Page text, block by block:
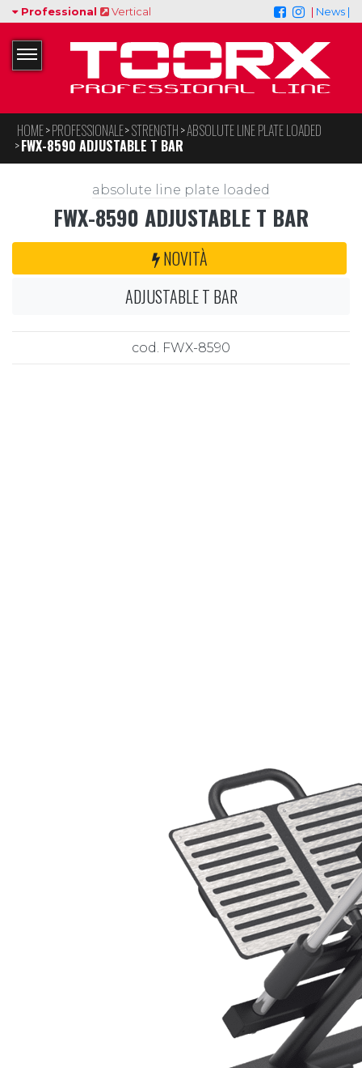
Professional Vertical | News |
HOME PROFESSIONALE STRENGTH ABSOLUTE LINE PLATE LOADED
FWX-8590 ADJUSTABLE T BAR
absolute line plate loaded
FWX-8590 ADJUSTABLE T BAR
NOVITÀ
ADJUSTABLE T BAR
cod. FWX-8590